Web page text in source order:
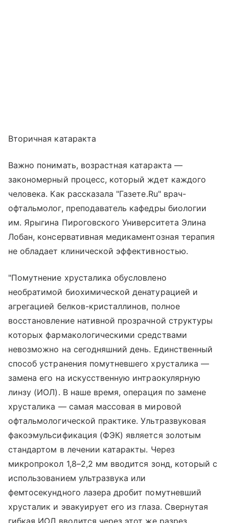
Вторичная катаракта
Важно понимать, возрастная катаракта —
закономерный процесс, который ждет каждого
человека. Как рассказала "Газете.Ru" врач-
офтальмолог, преподаватель кафедры биологии
им. Ярыгина Пироговского Университета Элина
Лобан, консервативная медикаментозная терапия
не обладает клинической эффективностью.
"Помутнение хрусталика обусловлено
необратимой биохимической денатурацией и
агрегацией белков-кристаллинов, полное
восстановление нативной прозрачной структуры
которых фармакологическими средствами
невозможно на сегодняшний день. Единственный
способ устранения помутневшего хрусталика —
замена его на искусственную интраокулярную
линзу (ИОЛ). В наше время, операция по замене
хрусталика — самая массовая в мировой
офтальмологической практике. Ультразвуковая
факоэмульсификация (ФЭК) является золотым
стандартом в лечении катаракты. Через
микропрокол 1,8–2,2 мм вводится зонд, который с
использованием ультразвука или
фемтосекундного лазера дробит помутневший
хрусталик и эвакуирует его из глаза. Свернутая